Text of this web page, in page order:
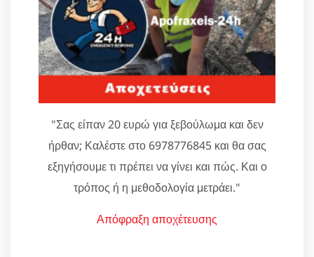
"Σας είπαν 20 ευρώ για ξεβούλωμα και δεν
ήρθαν; Καλέστε στο 6978776845 και θα σας
εξηγήσουμε τι πρέπει να γίνει και πώς. Και ο
τρόπος ή η μεθοδολογία μετράει."
Απόφραξη αποχέτευσης